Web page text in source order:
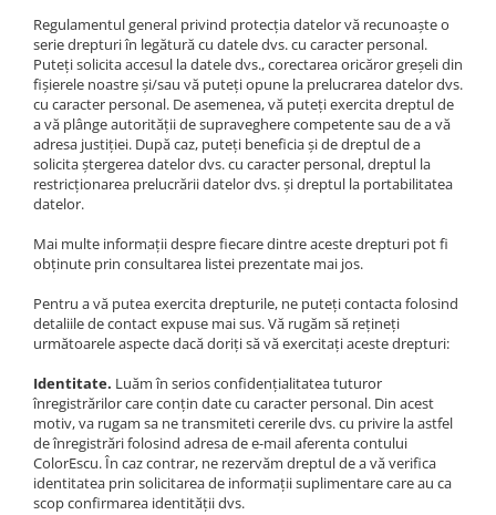
Regulamentul general privind protecția datelor vă recunoaște o
serie drepturi în legătură cu datele dvs. cu caracter personal.
Puteți solicita accesul la datele dvs., corectarea oricăror greșeli din
fișierele noastre și/sau vă puteți opune la prelucrarea datelor dvs.
cu caracter personal. De asemenea, vă puteți exercita dreptul de
a vă plânge autorității de supraveghere competente sau de a vă
adresa justiției. După caz, puteți beneficia și de dreptul de a
solicita ștergerea datelor dvs. cu caracter personal, dreptul la
restricționarea prelucrării datelor dvs. și dreptul la portabilitatea
datelor.
Mai multe informații despre fiecare dintre aceste drepturi pot fi
obținute prin consultarea listei prezentate mai jos.
Pentru a vă putea exercita drepturile, ne puteți contacta folosind
detaliile de contact expuse mai sus. Vă rugăm să rețineți
următoarele aspecte dacă doriți să vă exercitați aceste drepturi:
Identitate. Luăm în serios confidențialitatea tuturor
înregistrărilor care conțin date cu caracter personal. Din acest
motiv, va rugam sa ne transmiteti cererile dvs. cu privire la astfel
de înregistrări folosind adresa de e-mail aferenta contului
ColorEscu. În caz contrar, ne rezervăm dreptul de a vă verifica
identitatea prin solicitarea de informații suplimentare care au ca
scop confirmarea identității dvs.